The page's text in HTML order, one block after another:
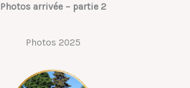
Photos arrivée – partie 2
Photos 2025